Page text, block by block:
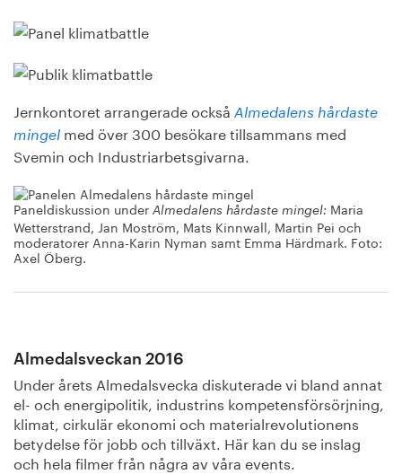
Jernkontoret arrangerade också Almedalens hårdaste
mingel med över 300 besökare tillsammans med
Svemin och Industriarbetsgivarna.
Paneldiskussion under Almedalens hårdaste mingel: Maria
Wetterstrand, Jan Moström, Mats Kinnwall, Martin Pei och
moderatorer Anna-Karin Nyman samt Emma Härdmark. Foto:
Axel Öberg.
Almedalsveckan 2016
Under årets Almedalsvecka diskuterade vi bland annat
el- och energipolitik, industrins kompetensförsörjning,
klimat, cirkulär ekonomi och materialrevolutionens
betydelse för jobb och tillväxt. Här kan du se inslag
och hela filmer från några av våra events.